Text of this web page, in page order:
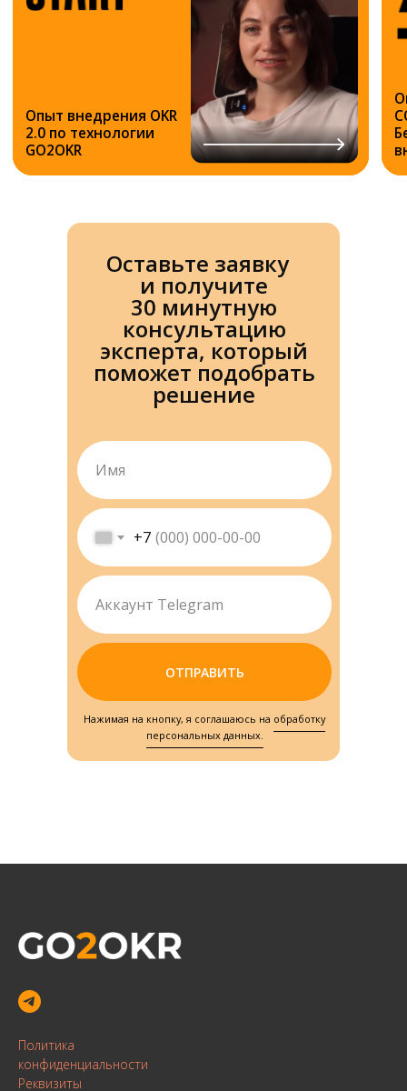
+7
ОТПРАВИТЬ
Нажимая на кнопку, я соглашаюсь на обработку
персональных данных.
Оставьте заявку
и получите
30 минутную
консультацию
эксперта, который
поможет подобрать
решение
Политика
конфиденциальности
Реквизиты